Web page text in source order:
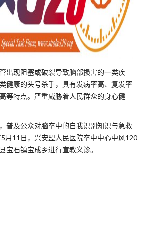
出现阻塞或破裂导致脑部损害的一类疾
健康的头号杀手，具有发病率高、复发率
等特点。严重威胁着人民群众的身心健
普及公众对脑卒中的自我识别知识与急救
月11日，兴安盟人民医院卒中中心中风120
宝石镇宝成乡进行宣教义诊。